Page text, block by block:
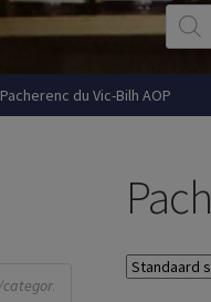
Pacherenc du Vic-Bilh AOP